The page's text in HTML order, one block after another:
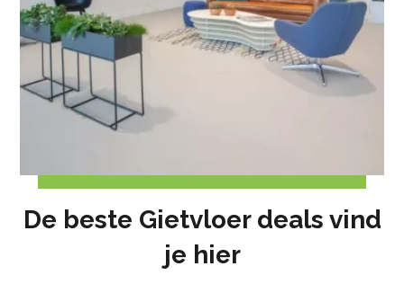
De beste Gietvloer deals vind
je hier